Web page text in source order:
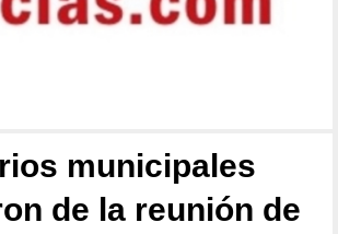
municipales
de la reunión de